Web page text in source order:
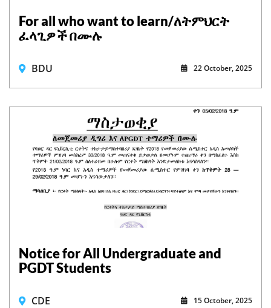
For all who want to learn/ለትምህርት
ፈላጊዎች በሙሉ
BDU 22 October, 2025
Notice for All Undergraduate and
PGDT Students
CDE 15 October, 2025